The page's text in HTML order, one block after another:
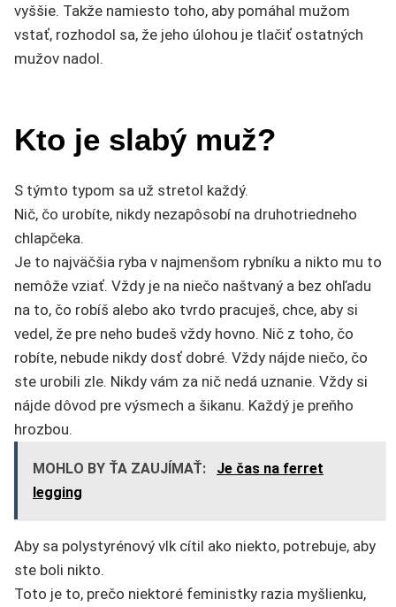
vyššie. Takže namiesto toho, aby pomáhal mužom
vstať, rozhodol sa, že jeho úlohou je tlačiť ostatných
mužov nadol.
Kto je slabý muž?
S týmto typom sa už stretol každý.
Nič, čo urobíte, nikdy nezapôsobí na druhotriedneho
chlapčeka.
Je to najväčšia ryba v najmenšom rybníku a nikto mu to
nemôže vziať. Vždy je na niečo naštvaný a bez ohľadu
na to, čo robíš alebo ako tvrdo pracuješ, chce, aby si
vedel, že pre neho budeš vždy hovno. Nič z toho, čo
robíte, nebude nikdy dosť dobré. Vždy nájde niečo, čo
ste urobili zle. Nikdy vám za nič nedá uznanie. Vždy si
nájde dôvod pre výsmech a šikanu. Každý je preňho
hrozbou.
MOHLO BY ŤA ZAUJÍMAŤ:
Je čas na ferret
legging
Aby sa polystyrénový vlk cítil ako niekto, potrebuje, aby
ste boli nikto.
Toto je to, prečo niektoré feministky razia myšlienku,